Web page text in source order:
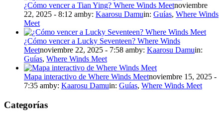
¿Cómo vencer a Tian Ying? Where Winds Meetnoviembre
22, 2025 - 8:12 amby: Kaarosu Damuin: Guías, Where Winds
Meet
¿Cómo vencer a Lucky Seventeen? Where Winds
Meetnoviembre 22, 2025 - 7:58 amby: Kaarosu Damuin:
Guías, Where Winds Meet
Mapa interactivo de Where Winds Meetnoviembre 15, 2025 -
7:35 amby: Kaarosu Damuin: Guías, Where Winds Meet
Categorías